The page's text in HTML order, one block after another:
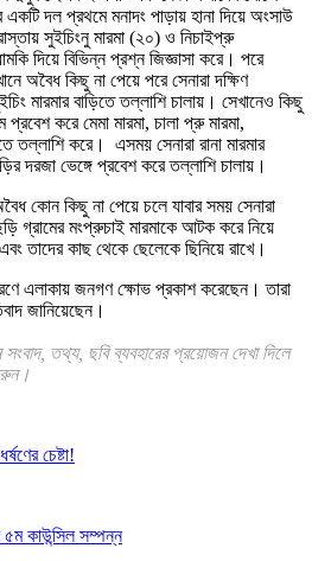
একটি দল প্রথমে মনাদং পাড়ায় হানা দিয়ে অংসাউ
সুইচিংনু মারমা (২০) ও নিচাইপ্রু
দিয়ে বিভিন্ন প্রশ্ন জিজ্ঞাসা করে। পরে
অবৈধ কিছু না পেয়ে পরে সেনারা দক্ষিণ
মারমার বাড়িতে তল্লাশি চালায়। সেখানেও কিছু
করে মেমা মারমা, চালা প্রু মারমা,
তল্লাশি করে। এসময় সেনারা রানা মারমার
দরজা ভেঙ্গে প্রবেশ করে তল্লাশি চালায়।
কোন কিছু না পেয়ে চলে যাবার সময় সেনারা
গ্রামের মংপ্রুচাই মারমাকে আটক করে নিয়ে
তাদের কাছ থেকে ছেলেকে ছিনিয়ে রাখে।
এলাকায় জনগণ ক্ষোভ প্রকাশ করেছেন। তারা
জানিয়েছেন।
তথ্য, ছবি ব্যবহারের প্রয়োজন দেখা দিলে
চেষ্টা!
৫ম কাউন্সিল সম্পন্ন